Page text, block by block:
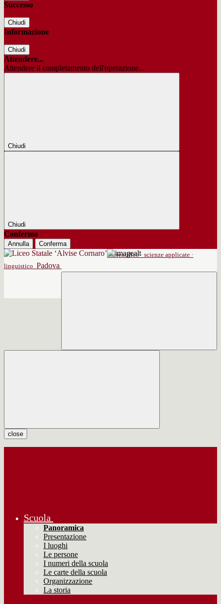
Successo
Chiudi
Informazione
Chiudi
Attendere...
Attendere il completamento dell'operazione...
Chiudi
Chiudi
Conferma
Annulla
Conferma
scientifico · scienze applicate ·
linguistico Padova
close
Scuola
Panoramica
Presentazione
I luoghi
Le persone
I numeri della scuola
Le carte della scuola
Organizzazione
La storia